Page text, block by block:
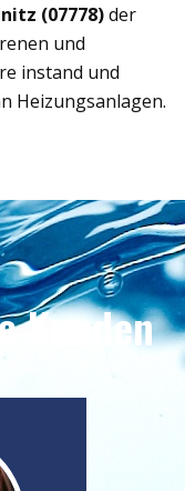
(07778)der
und
instand und
Heizungsanlagen.
Kunden